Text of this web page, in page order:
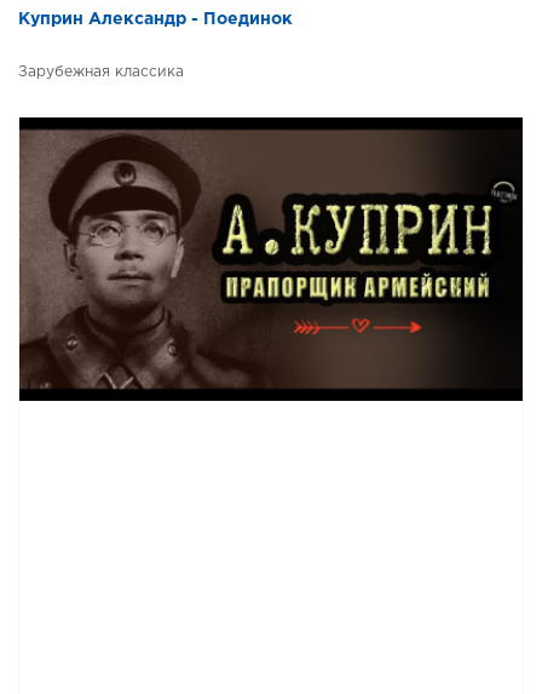
Куприн Александр - Поединок
Зарубежная классика